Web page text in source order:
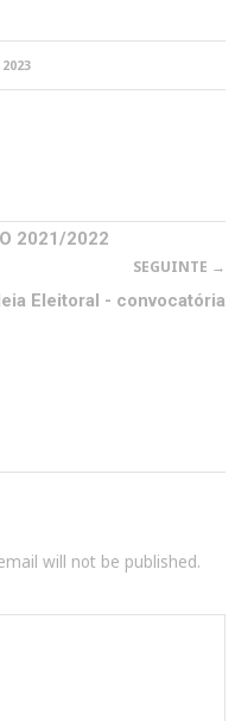
2021/2022
SEGUINTE →
Eleitoral - convocatória
will not be published.